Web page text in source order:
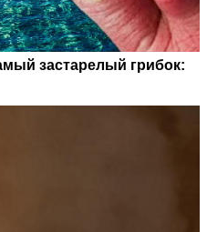
застарелый грибок: